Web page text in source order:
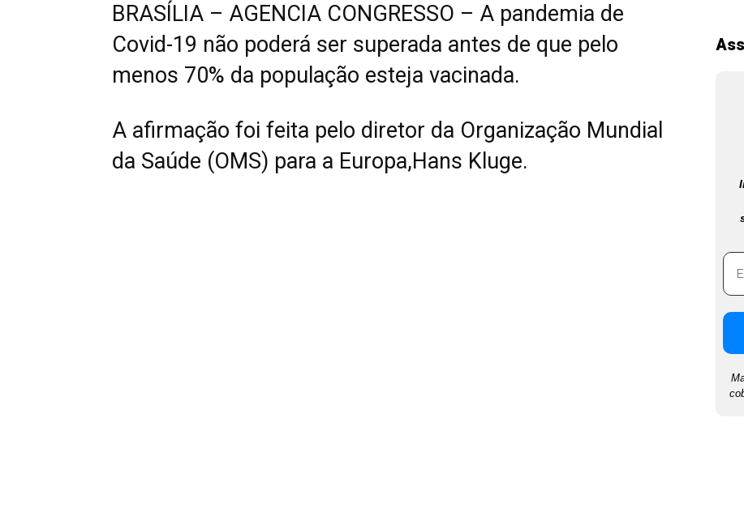
BRASÍLIA – AGENCIA CONGRESSO – A pandemia de
Covid-19 não poderá ser superada antes de que pelo
menos 70% da população esteja vacinada.
A afirmação foi feita pelo diretor da Organização Mundial
da Saúde (OMS) para a Europa,Hans Kluge.